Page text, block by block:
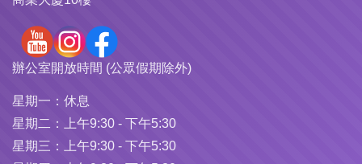
辦公室開放時間 (公眾假期除外)
星期一： 休息
星期二：
上午9:30 - 下午5:30
星期三：
上午9:30 - 下午5:30